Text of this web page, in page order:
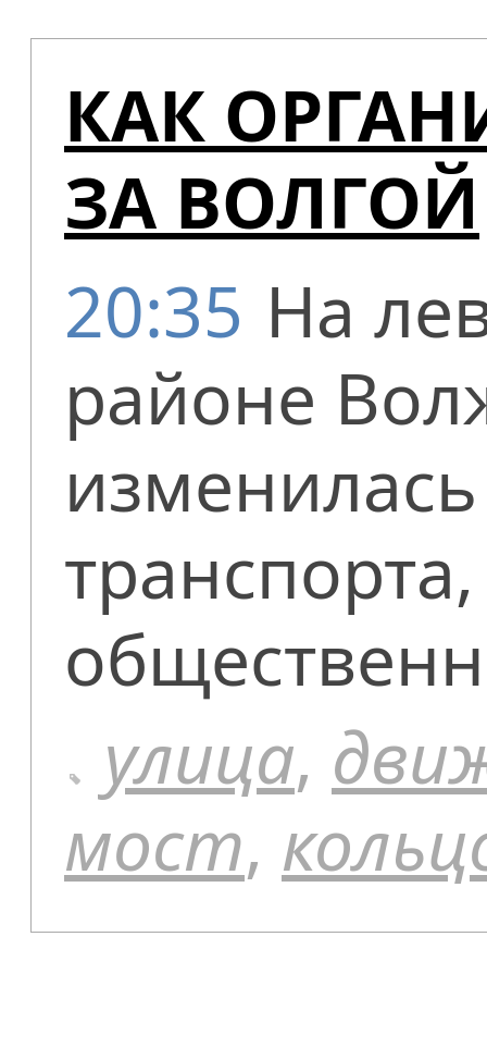
КАК
ЗА ВОЛГОЙ
20:35 На
районе
улица,
мост,